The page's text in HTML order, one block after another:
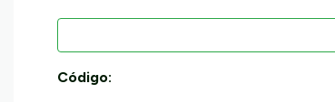
Código: